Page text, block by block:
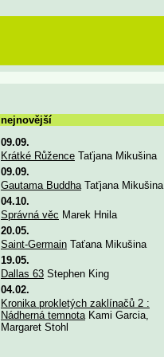
nejnovější
09.09.
Krátké RůženceTaťjana Mikušina
09.09.
Gautama BuddhaTaťjana Mikušina
04.10.
Správná věc Marek Hnila
20.05.
Saint-GermainTaťana Mikušina
19.05.
Dallas 63Stephen King
04.02.
Kronika prokletých zaklínačů 2 :
Nádherná temnotaKami Garcia,
Margaret Stohl